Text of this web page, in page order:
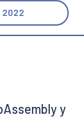
2022
y